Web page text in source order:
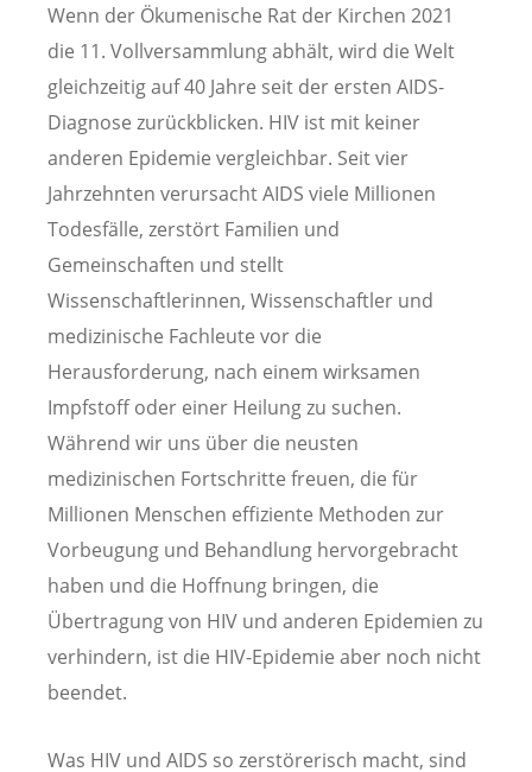
Wenn der Ökumenische Rat der Kirchen 2021
die 11. Vollversammlung abhält, wird die Welt
gleichzeitig auf 40 Jahre seit der ersten AIDS-
Diagnose zurückblicken. HIV ist mit keiner
anderen Epidemie vergleichbar. Seit vier
Jahrzehnten verursacht AIDS viele Millionen
Todesfälle, zerstört Familien und
Gemeinschaften und stellt
Wissenschaftlerinnen, Wissenschaftler und
medizinische Fachleute vor die
Herausforderung, nach einem wirksamen
Impfstoff oder einer Heilung zu suchen.
Während wir uns über die neusten
medizinischen Fortschritte freuen, die für
Millionen Menschen effiziente Methoden zur
Vorbeugung und Behandlung hervorgebracht
haben und die Hoffnung bringen, die
Übertragung von HIV und anderen Epidemien zu
verhindern, ist die HIV-Epidemie aber noch nicht
beendet.
Was HIV und AIDS so zerstörerisch macht, sind